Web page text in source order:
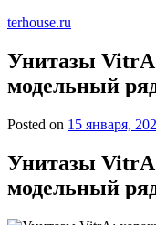
terhouse.ru
Унитазы
модельный
Posted on 15 января,
Унитазы
модельный